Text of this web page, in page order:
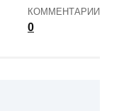
КОММЕНТАРИИ
0